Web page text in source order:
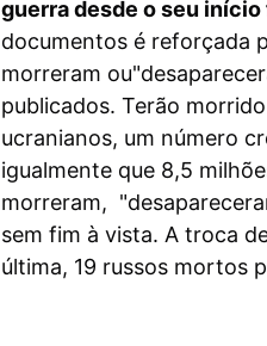
guerra desde o seu
documentos é reforçada
morreram
publicados. Terão
ucranianos, um número
igualmente que 8,5
morreram,
sem fim à vista. A troca
última, 19 russos mortos